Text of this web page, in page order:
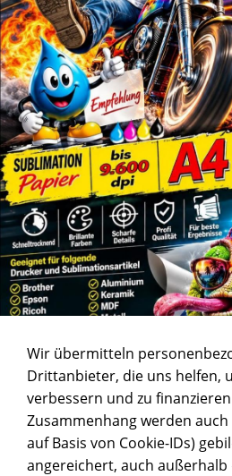
Wir übermitteln
Drittanbieter, die uns helfen,
verbessern und zu
Zusammenhang werden
auf Basis von Cookie-IDs)
angereichert, auch außerhalb